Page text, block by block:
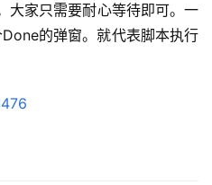
大家只需要耐心等待即可。一
的弹窗。就代表脚本执行